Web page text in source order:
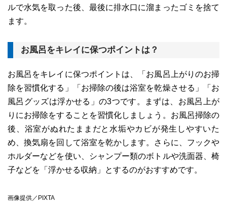
ルで水気を取った後、最後に排水口に溜まったゴミを捨て
ます。
お風呂をキレイに保つポイントは？
お風呂をキレイに保つポイントは、「お風呂上がりのお掃
除を習慣化する」「お掃除の後は浴室を乾燥させる」「お
風呂グッズは浮かせる」の3つです。まずは、お風呂上が
りにお掃除をすることを習慣化しましょう。お風呂掃除の
後、浴室がぬれたままだと水垢やカビが発生しやすいた
め、換気扇を回して浴室を乾かします。さらに、フックや
ホルダーなどを使い、シャンプー類のボトルや洗面器、椅
子などを「浮かせる収納」とするのがおすすめです。
画像提供／PIXTA